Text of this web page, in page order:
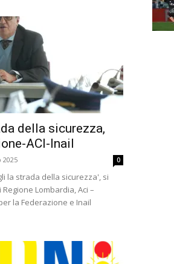
della sicurezza,
ACI-Inail
2025 0
la strada della sicurezza', si
Lombardia, Aci –
la Federazione e Inail